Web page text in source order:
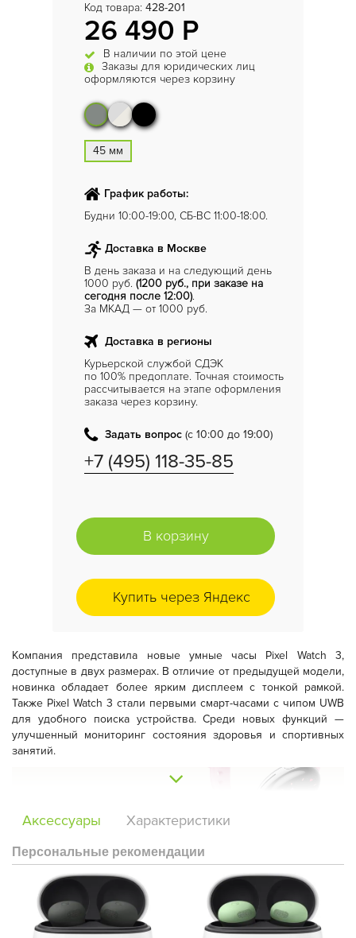
Код товара: 428-201
26 490 Р
В наличии по этой цене
Заказы для юридических лиц
оформляются через корзину
45 мм
График работы:
Будни 10:00-19:00, СБ-ВС 11:00-18:00.
Доставка в Москве
В день заказа и на следующий день
1000 руб. (1200 руб., при заказе на
сегодня после 12:00).
За МКАД — от 1000 руб.
Доставка в регионы
Курьерской службой СДЭК
по 100% предоплате. Точная стоимость
рассчитывается на этапе оформления
заказа через корзину.
Задать вопрос (с 10:00 до 19:00)
+7 (495) 118-35-85
В корзину
Купить через Яндекс
Компания представила новые умные часы Pixel Watch 3,
доступные в двух размерах. В отличие от предыдущей модели,
новинка обладает более ярким дисплеем с тонкой рамкой.
Также Pixel Watch 3 стали первыми смарт-часами с чипом UWB
для удобного поиска устройства. Среди новых функций —
улучшенный мониторинг состояния здоровья и спортивных
занятий.
Часы выполнены из переработанного алюминия и доступны в
двух вариантах: 41 мм (1,2-дюймовый AMOLED-экран, частота
Аксессуары Характеристики
Персональные рекомендации